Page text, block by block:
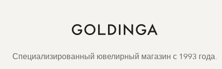
Специализированный ювелирный магазин с 1993 года.